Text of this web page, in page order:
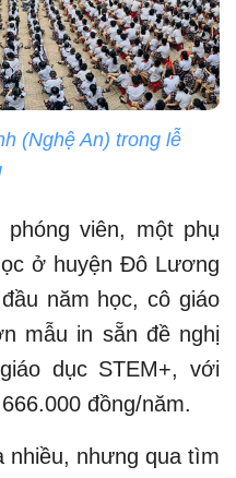
(Nghệ An) trong lễ
viên, một phụ
ở huyện Đô Lương
năm học, cô giáo
mẫu in sẵn đề nghị
dục STEM+, với
đồng/năm.
nhiều, nhưng qua tìm